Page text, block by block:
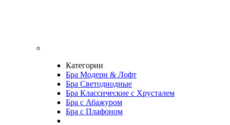
Категории
Бра Модерн & Лофт
Бра Светодиодные
Бра Классические с Хрусталем
Бра с Абажуром
Бра с Плафоном